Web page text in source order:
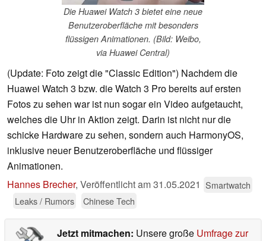
Die Huawei Watch 3 bietet eine neue
Benutzeroberfläche mit besonders
flüssigen Animationen. (Bild: Weibo,
via Huawei Central)
(Update: Foto zeigt die "Classic Edition") Nachdem die
Huawei Watch 3 bzw. die Watch 3 Pro bereits auf ersten
Fotos zu sehen war ist nun sogar ein Video aufgetaucht,
welches die Uhr in Aktion zeigt. Darin ist nicht nur die
schicke Hardware zu sehen, sondern auch HarmonyOS,
inklusive neuer Benutzeroberfläche und flüssiger
Animationen.
Hannes Brecher, Veröffentlicht am31.05.2021 Smartwatch
Leaks / Rumors
Chinese Tech
Jetzt mitmachen: Unsere große Umfrage zur